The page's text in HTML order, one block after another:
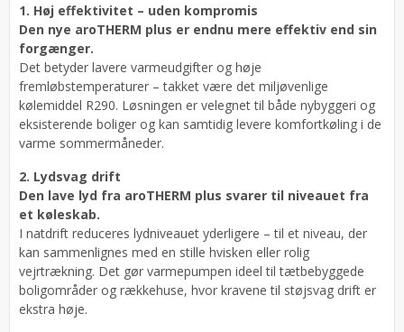
1. Høj effektivitet – uden kompromis
Den nye aroTHERM plus er endnu mere effektiv end sin
forgænger.
Det betyder lavere varmeudgifter og høje
fremløbstemperaturer – takket være det miljøvenlige
kølemiddel R290. Løsningen er velegnet til både nybyggeri og
eksisterende boliger og kan samtidig levere komfortkøling i de
varme sommermåneder.
2. Lydsvag drift
Den lave lyd fra aroTHERM plus svarer til niveauet fra
et køleskab.
I natdrift reduceres lydniveauet yderligere – til et niveau, der
kan sammenlignes med en stille hvisken eller rolig
vejrtrækning. Det gør varmepumpen ideel til tætbebyggede
boligområder og rækkehuse, hvor kravene til støjsvag drift er
ekstra høje.